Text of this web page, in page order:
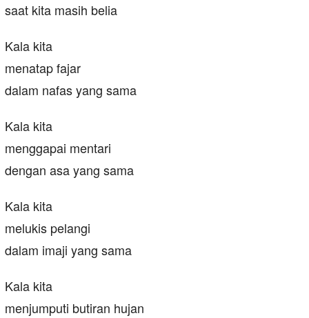
saat kita masih belia
Kala kita
menatap fajar
dalam nafas yang sama
Kala kita
menggapai mentari
dengan asa yang sama
Kala kita
melukis pelangi
dalam imaji yang sama
Kala kita
menjumputi butiran hujan